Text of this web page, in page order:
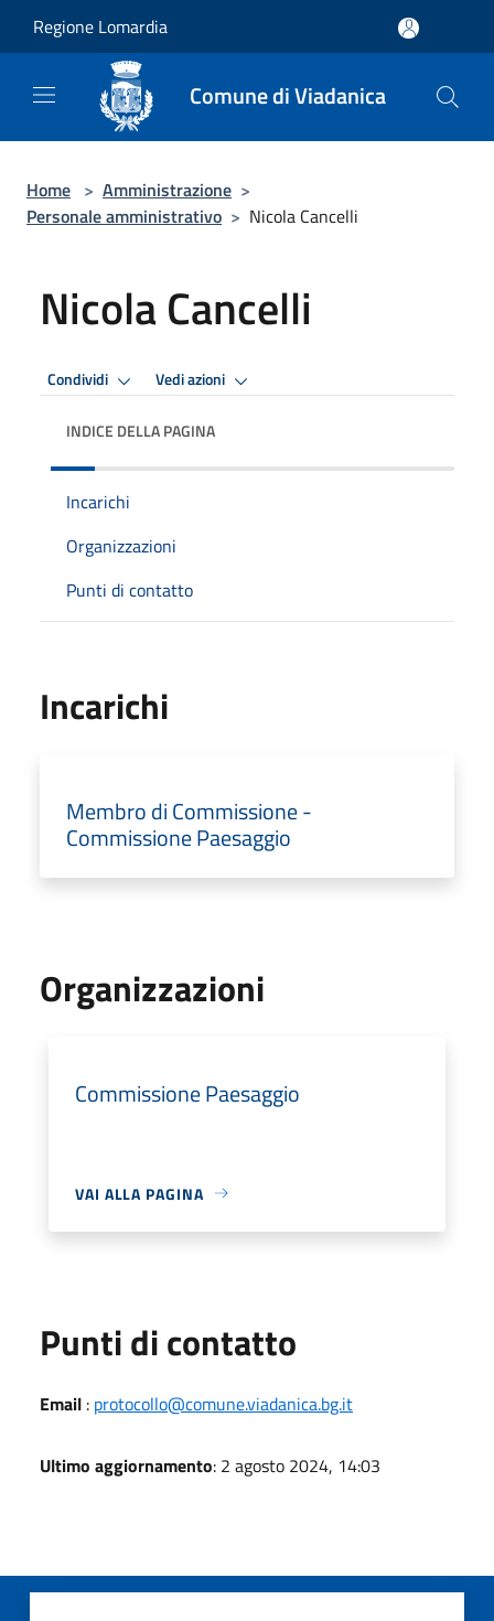
Regione Lomardia
Comune di Viadanica
Home > Amministrazione >
Personale amministrativo > Nicola Cancelli
Nicola Cancelli
Condividi Vedi azioni
INDICE DELLA PAGINA
Incarichi
Organizzazioni
Punti di contatto
Incarichi
Membro di Commissione -
Commissione Paesaggio
Organizzazioni
Commissione Paesaggio
VAI ALLA PAGINA
Punti di contatto
Email : protocollo@comune.viadanica.bg.it
Ultimo aggiornamento: 2 agosto 2024, 14:03